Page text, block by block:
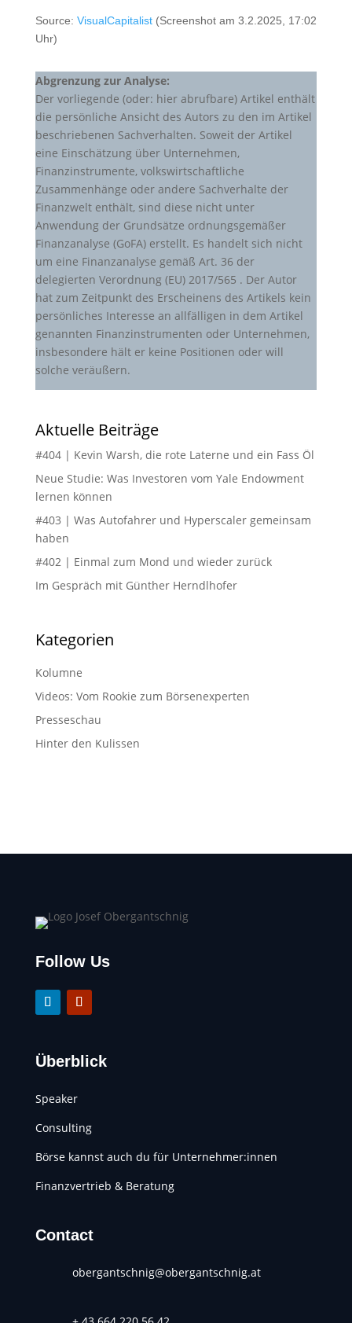
Source: VisualCapitalist(Screenshot am 3.2.2025, 17:02
Uhr)
Abgrenzung zur Analyse:
Der vorliegende (oder: hier abrufbare) Artikel enthält
die persönliche Ansicht des Autors zu den im Artikel
beschriebenen Sachverhalten. Soweit der Artikel
eine Einschätzung über Unternehmen,
Finanzinstrumente, volkswirtschaftliche
Zusammenhänge oder andere Sachverhalte der
Finanzwelt enthält, sind diese nicht unter
Anwendung der Grundsätze ordnungsgemäßer
Finanzanalyse (GoFA) erstellt. Es handelt sich nicht
um eine Finanzanalyse gemäß Art. 36 der
delegierten Verordnung (EU) 2017/565 . Der Autor
hat zum Zeitpunkt des Erscheinens des Artikels kein
persönliches Interesse an allfälligen in dem Artikel
genannten Finanzinstrumenten oder Unternehmen,
insbesondere hält er keine Positionen oder will
solche veräußern.
Aktuelle Beiträge
#404 | Kevin Warsh, die rote Laterne und ein Fass Öl
Neue Studie: Was Investoren vom Yale Endowment
lernen können
#403 | Was Autofahrer und Hyperscaler gemeinsam
haben
#402 | Einmal zum Mond und wieder zurück
Im Gespräch mit Günther Herndlhofer
Kategorien
Kolumne
Videos: Vom Rookie zum Börsenexperten
Presseschau
Hinter den Kulissen
Follow Us
Überblick
Speaker
Consulting
Börse kannst auch du für Unternehmer:innen
Finanzvertrieb & Beratung
Contact
obergantschnig@obergantschnig.at